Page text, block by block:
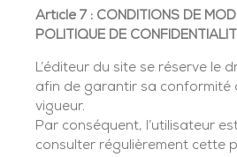
Article 7 : CONDITIONS DE
POLITIQUE DE
L’éditeur du site se réserve le
afin de garantir sa conformité
vigueur.
Par conséquent, l’utilisateur
consulter régulièrement cette